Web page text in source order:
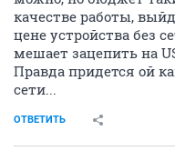
качестве работы,
цене устройства без
мешает зацепить на
Правда придется ой
сети...
ОТВЕТИТЬ